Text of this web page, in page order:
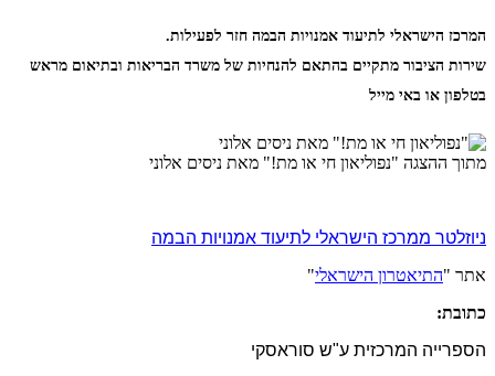
המרכז הישראלי לתיעוד אמנויות הבמה חזר לפעילות.
שירות הציבור מתקיים בהתאם להנחיות של משרד הבריאות ובתיאום מראש
בטלפון או באי מייל
מתוך ההצגה "נפוליאון חי או מת!" מאת ניסים אלוני
ניוזלטר ממרכז הישראלי לתיעוד אמנויות הבמה
אתר "התיאטרון הישראלי"
כתובת:
הספרייה המרכזית ע"ש סוראסקי